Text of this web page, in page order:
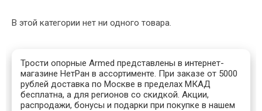
В этой категории нет ни одного товара.
Трости опорные Armed представлены в интернет-
магазине НетРан в ассортименте. При заказе от 5000
рублей доставка по Москве в пределах МКАД
бесплатна, а для регионов со скидкой. Акции,
распродажи, бонусы и подарки при покупке в нашем